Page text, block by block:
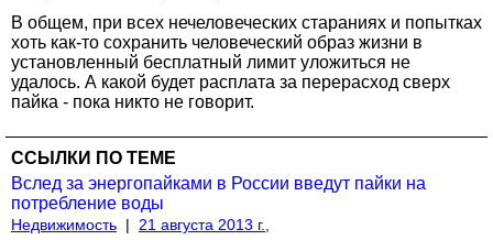
В общем, при всех нечеловеческих стараниях и попытках
хоть как-то сохранить человеческий образ жизни в
установленный бесплатный лимит уложиться не
удалось. А какой будет расплата за перерасход сверх
пайка - пока никто не говорит.
ССЫЛКИ ПО ТЕМЕ
Вслед за энергопайками в России введут пайки на
потребление воды
Недвижимость | 21 августа 2013 г.,